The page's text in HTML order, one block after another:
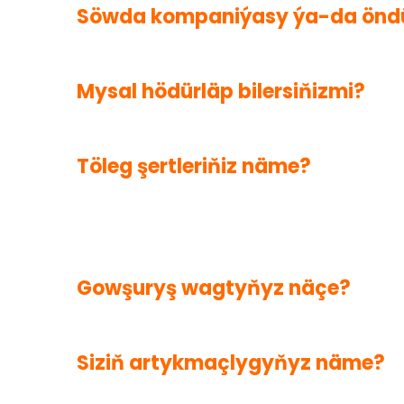
Söwda kompaniýasy ýa-da
Mysal hödürläp bilersiňizmi?
Töleg şertleriňiz näme?
Gowşuryş wagtyňyz näçe?
Siziň artykmaçlygyňyz näme?